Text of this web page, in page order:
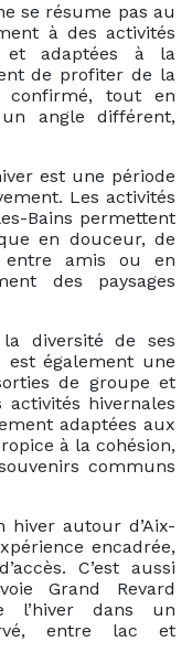
se résume pas au
à des activités
et adaptées à la
de profiter de la
confirmé, tout en
angle différent,
est une période
Les activités
Bains permettent
en douceur, de
entre amis ou en
des paysages
diversité de ses
est également une
de groupe et
activités hivernales
adaptées aux
à la cohésion,
communs
hiver autour d’Aix-
encadrée,
C’est aussi
Grand Revard
l’hiver dans un
entre lac et